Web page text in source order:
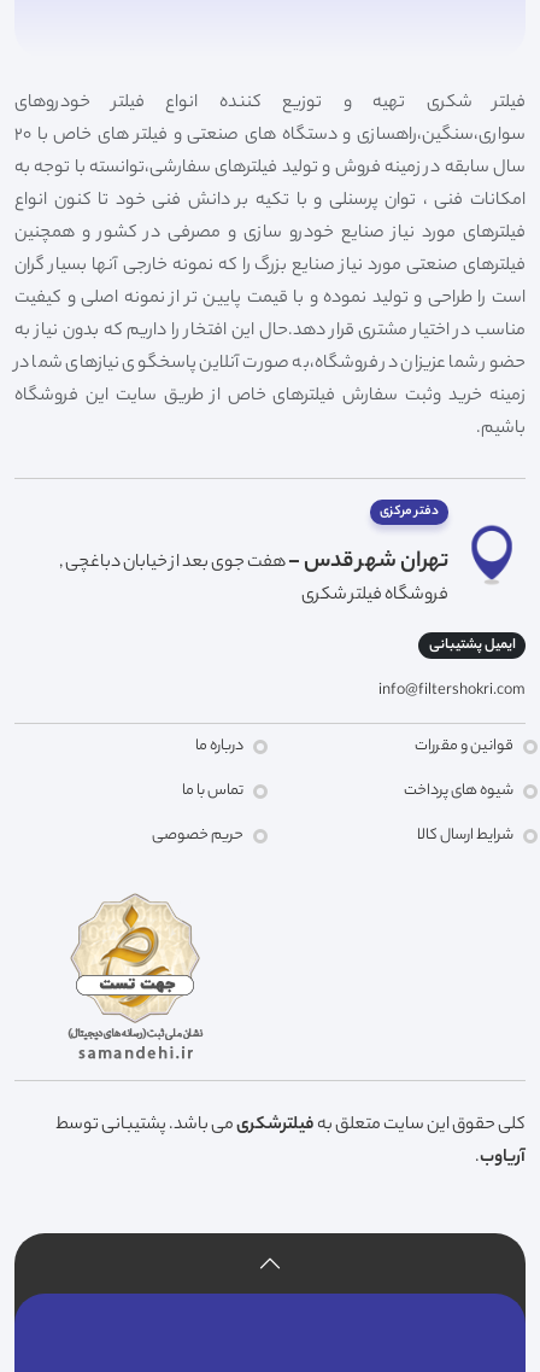
فیلتر شکری تهیه و توزیع کننده انواع فیلتر خودروهای
سواری،سنگین،راهسازی و دستگاه های صنعتی و فیلتر های خاص با 20
سال سابقه در زمینه فروش و تولید فیلترهای سفارشی،توانسته با توجه به
امکانات فنی ، توان پرسنلی و با تکیه بر دانش فنی خود تا کنون انواع
فیلترهای مورد نیاز صنایع خودرو سازی و مصرفی در کشور و همچنین
فیلترهای صنعتی مورد نیاز صنایع بزرگ را که نمونه خارجی آنها بسیار گران
است را طراحی و تولید نموده و با قیمت پایین تر از نمونه اصلی و کیفیت
مناسب در اختیار مشتری قرار دهد.حال این افتخار را داریم که بدون نیاز به
حضور شما عزیزان در فروشگاه،به صورت آنلاین پاسخگوی نیازهای شما در
زمینه خرید وثبت سفارش فیلترهای خاص از طریق سایت این فروشگاه
باشیم.
دفتر مرکزی
تهران شهر قدس -هفت جوی بعد از خیابان دباغچی ,
فروشگاه فیلتر شکری
ایمیل پشتیبانی
info@filtershokri.com
قوانین و مقررات
شیوه های پرداخت
شرایط ارسال کالا
درباره ما
تماس با ما
حریم خصوصی
کلی حقوق این سایت متعلق بهفیلترشکریمی باشد. پشتیبانی توسط
آریاوب.